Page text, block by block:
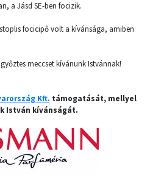
a Jásd SE-ben focizik.
focicipő volt a kívánsága, amiben
meccset kívánunk Istvánnak!
Kft. támogatását, mellyel
István kívánságát.